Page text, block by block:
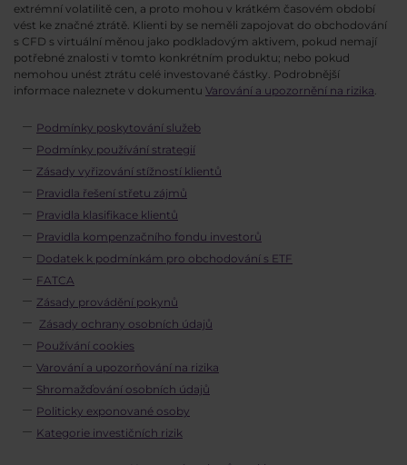
extrémní volatilitě cen, a proto mohou v krátkém časovém období
vést ke značné ztrátě. Klienti by se neměli zapojovat do obchodování
s CFD s virtuální měnou jako podkladovým aktivem, pokud nemají
potřebné znalosti v tomto konkrétním produktu; nebo pokud
nemohou unést ztrátu celé investované částky. Podrobnější
informace naleznete v dokumentu Varování a upozornění na rizika
Podmínky poskytování služeb
Podmínky používání strategií
Zásady vyřizování stížností klientů
Pravidla řešení střetu zájmů
Pravidla klasifikace klientů
Pravidla kompenzačního fondu investorů
Dodatek k podmínkám pro obchodování s ETF
FATCA
Zásady provádění pokynů
Zásady ochrany osobních údajů
Používání cookies
Varování a upozorňování na rizika
Shromažďování osobních údajů
Politicky exponované osoby
Kategorie investičních rizik